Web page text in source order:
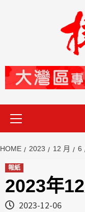
HOME 2023 12 月 6
報紙
2023年
2023-12-06